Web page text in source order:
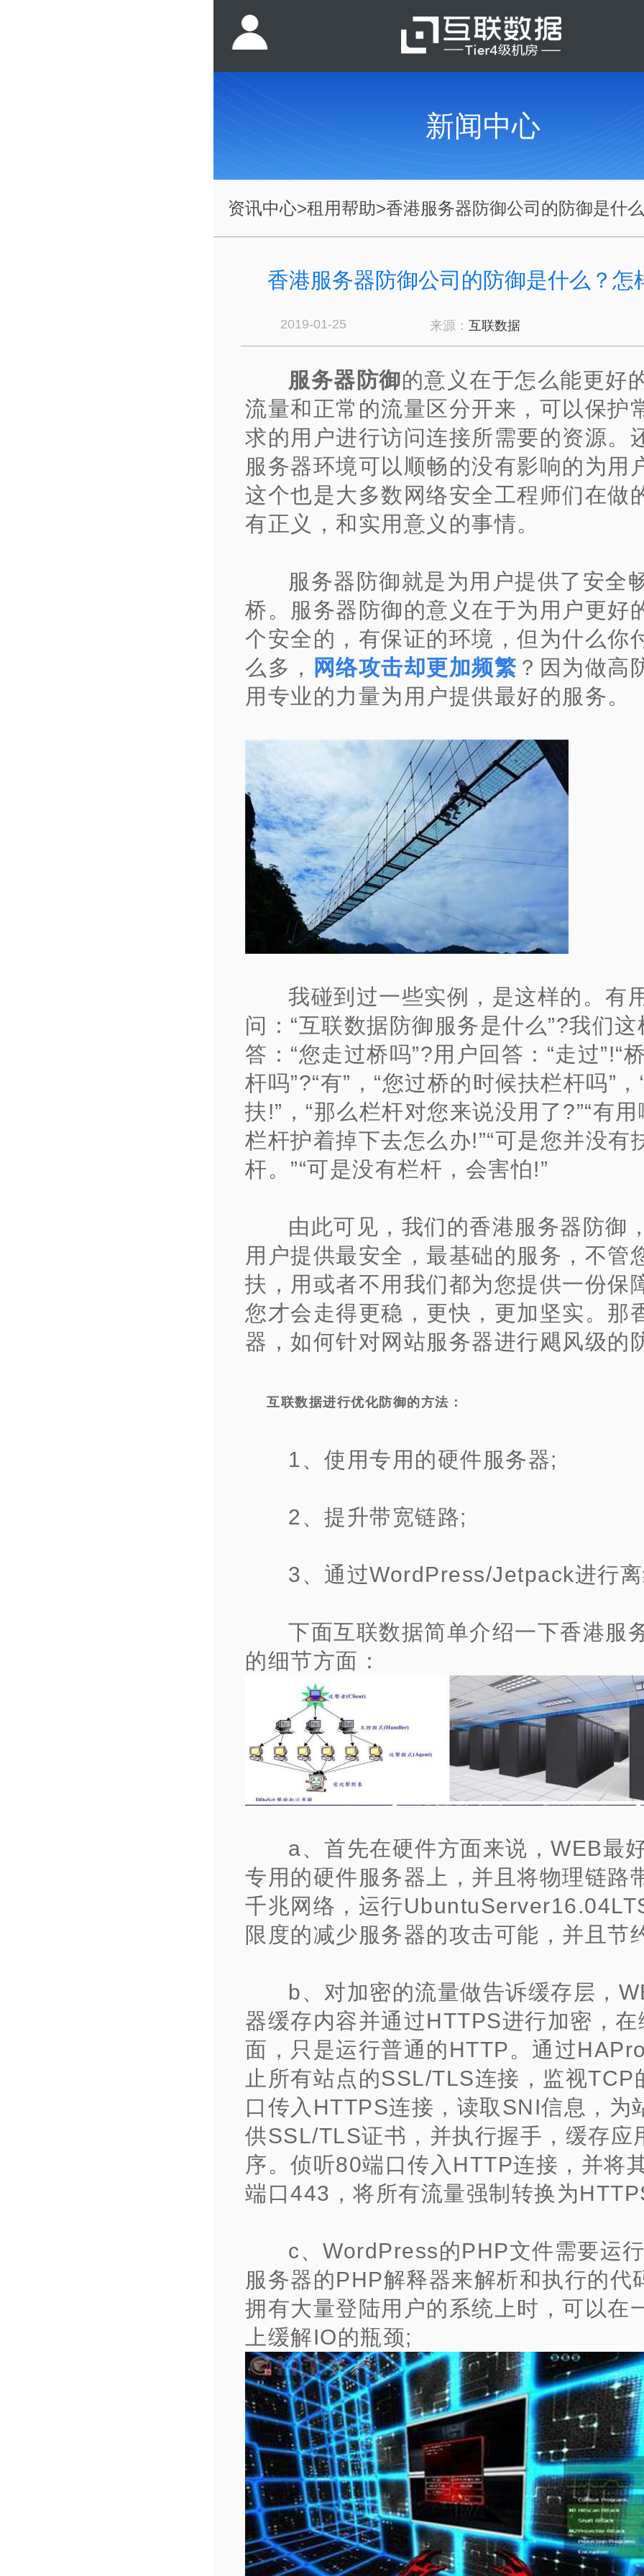
新闻中心
资讯中心>租用帮助>香港服务器防御公司的防御是什
香港服务器防御公司的防御是什么？怎
2019-01-25 来源： 互联数据
服务器防御的意义在于怎么能更好
流量和正常的流量区分开来，可以保护
求的用户进行访问连接所需要的资源。
服务器环境可以顺畅的没有影响的为用
这个也是大多数网络安全工程师们在做
有正义，和实用意义的事情。
服务器防御就是为用户提供了安全
桥。服务器防御的意义在于为用户更好
个安全的，有保证的环境，但为什么你
么多，
网络攻击却更加频繁 ？因为做高
用专业的力量为用户提供最好的服务。
我碰到过一些实例，是这样的。有
问：“互联数据防御服务是什么”?我们这
答：“您走过桥吗”?用户回答：“走过”!“
杆吗”?“有”，“您过桥的时候扶栏杆吗”，
扶!”，“那么栏杆对您来说没用了?”“有
栏杆护着掉下去怎么办!”“可是您并没有
杆。”“可是没有栏杆，会害怕!”
由此可见，我们的香港服务器防御
用户提供最安全，最基础的服务，不管
扶，用或者不用我们都为您提供一份保
您才会走得更稳，更快，更加坚实。 那
器，如何针对网站服务器进行飓风级的
互联数据进行优化防御的方法：
1、使用专用的硬件服务器;
2、提升带宽链路;
3、通过WordPress/Jetpack进行
下面互联数据简单介绍一下香港服
的细节方面：
a、首先在硬件方面来说，WEB最
专用的硬件服务器上，并且将物理链路
千兆网络，运行
限度的减少服务器的攻击可能，并且节
b、对加密的流量做告诉缓存层，
器缓存内容并通过HTTPS进行加密，在
面，只是运行普通的HTTP。通过
止所有站点的SSL/TLS连接，监视TCP
口传入HTTPS连接，读取SNI信息，为
供SSL/TLS证书，并执行握手，缓存应
序。侦听80端口传入HTTP连接，并将
端口443，将所有流量强制转换为
c、WordPress的PHP文件需要运
服务器的PHP解释器来解析和执行的代
拥有大量登陆用户的系统上时，可以在
上缓解IO的瓶颈;